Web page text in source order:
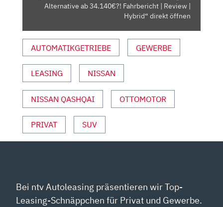
|
REVIEW
|
HYBRID“
YOUTUBE
ANZEIGEN
Alternative ab 34.140€?! Fahrbericht | Review |
Hybrid“ direkt öffnen
AUTOMATIKGETRIEBE GEWERBE
LEASING NISSAN
NISSAN QASHQAI OTTOMOTOR
PRIVAT SUV
Bei ntv Autoleasing präsentieren wir Top-
Leasing-Schnäppchen für Privat und Gewerbe.